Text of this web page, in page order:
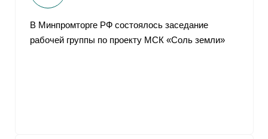
В Минпромторге РФ состоялось заседание
рабочей группы по проекту МСК «Соль земли»